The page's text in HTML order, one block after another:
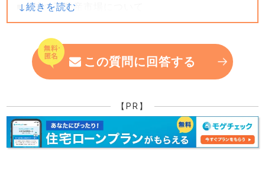
■全体の不動産市場について
あくまで私のお客様のケースを見ていると
1億を超えるマンションは動きが鈍くなっていま
す。
これは昨今の情勢により消費行動が鈍くなっている
中長期的にはインフレにより物件価格は上がってい
く可能性が髙いですが、
この質問に回答する
【PR】